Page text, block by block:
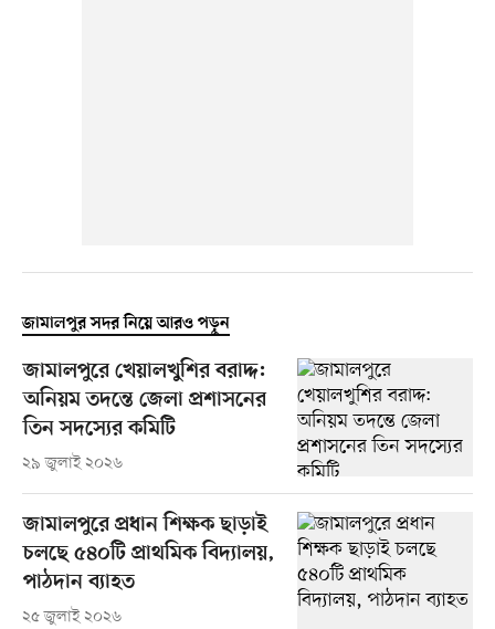
জামালপুর সদর নিয়ে আরও পড়ুন
জামালপুরে খেয়ালখুশির বরাদ্দ:
অনিয়ম তদন্তে জেলা প্রশাসনের
তিন সদস্যের কমিটি
২৯ জুলাই ২০২৬
জামালপুরে প্রধান শিক্ষক ছাড়াই
চলছে ৫৪০টি প্রাথমিক বিদ্যালয়,
পাঠদান ব্যাহত
২৫ জুলাই ২০২৬